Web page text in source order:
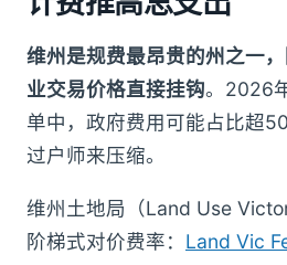
维州是规费最昂贵的州之一
业交易价格直接挂钩。2026
单中，政府费用可能占比超
过户师来压缩。
维州土地局（Land Use
阶梯式对价费率： Land Vic